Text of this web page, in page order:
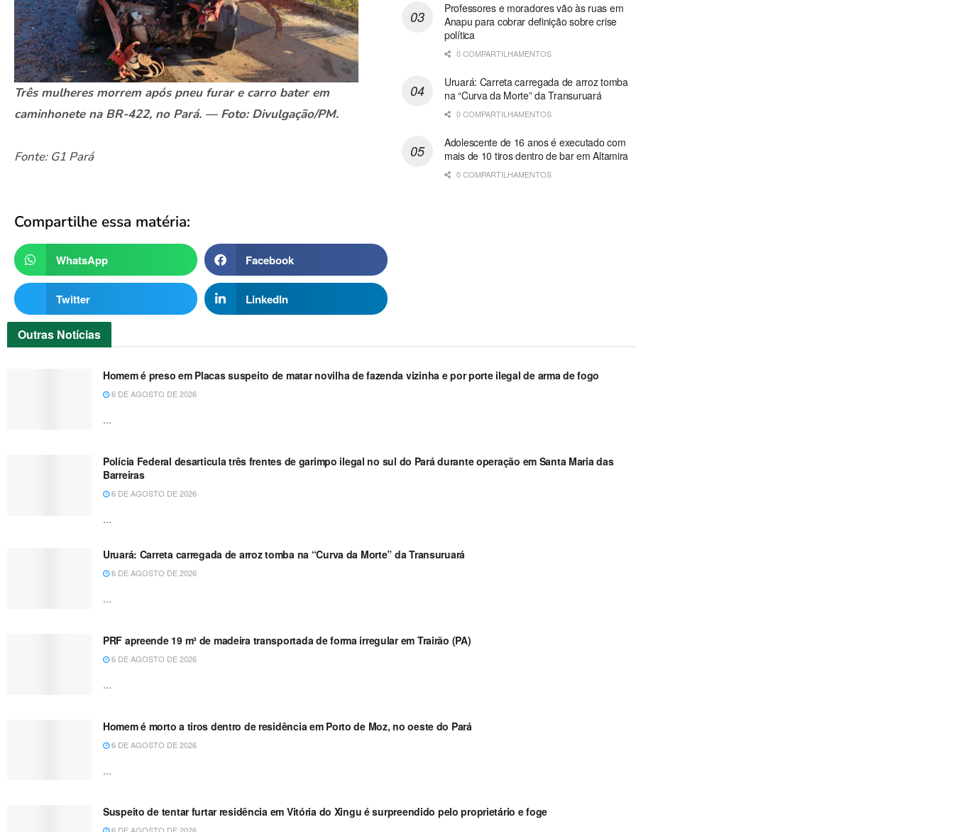
Três mulheres morrem após pneu furar e carro bater em
caminhonete na BR-422, no Pará. — Foto: Divulgação/PM.
Fonte: G1 Pará
Compartilhe essa matéria:
WhatsApp Facebook
Twitter LinkedIn
Professores e moradores vão às ruas em
Anapu para cobrar definição sobre crise
política
0 COMPARTILHAMENTOS
Uruará: Carreta carregada de arroz tomba
na “Curva da Morte” da Transuruará
0 COMPARTILHAMENTOS
Adolescente de 16 anos é executado com
mais de 10 tiros dentro de bar em Altamira
0 COMPARTILHAMENTOS
Outras Notícias
Homem é preso em Placas suspeito de matar novilha de fazenda vizinha e por porte ilegal de arma de fogo
6 DE AGOSTO DE 2026
...
Polícia Federal desarticula três frentes de garimpo ilegal no sul do Pará durante operação em Santa Maria das
Barreiras
6 DE AGOSTO DE 2026
...
Uruará: Carreta carregada de arroz tomba na “Curva da Morte” da Transuruará
6 DE AGOSTO DE 2026
...
PRF apreende 19 m³ de madeira transportada de forma irregular em Trairão (PA)
6 DE AGOSTO DE 2026
...
Homem é morto a tiros dentro de residência em Porto de Moz, no oeste do Pará
6 DE AGOSTO DE 2026
...
Suspeito de tentar furtar residência em Vitória do Xingu é surpreendido pelo proprietário e foge